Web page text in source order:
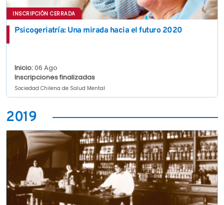
INSCRIPCIÓN CERRADA
Psicogeriatría: Una mirada hacia el futuro 2020
Inicio:06 Ago
Inscripciones finalizadas
Sociedad Chilena de Salud Mental
2019